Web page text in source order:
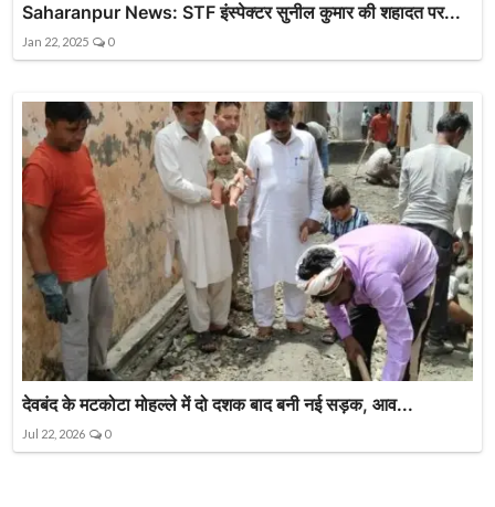
Saharanpur News: STF इंस्पेक्टर सुनील कुमार की शहादत पर...
Jan 22, 2025 0
देवबंद के मटकोटा मोहल्ले में दो दशक बाद बनी नई सड़क, आव...
Jul 22, 2026 0